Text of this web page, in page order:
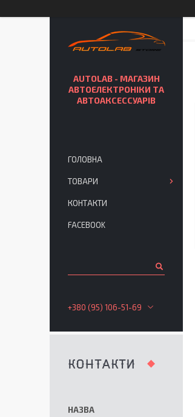
AUTOLAB - МАГАЗИН
АВТОЕЛЕКТРОНІКИ ТА
АВТОАКСЕССУАРІВ
ГОЛОВНА
ТОВАРИ
КОНТАКТИ
FACEBOOK
+380 (95) 106-51-69
КОНТАКТИ